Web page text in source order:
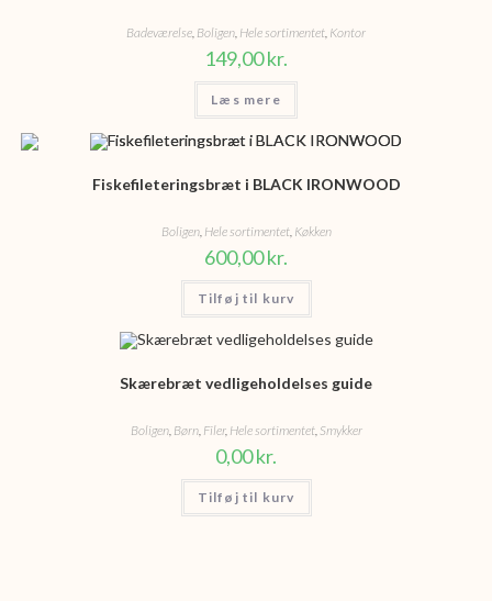
Badeværelse, Boligen, Hele sortimentet, Kontor
149,00kr.
Læs mere
Fiskefileteringsbræt i BLACK IRONWOOD
Boligen, Hele sortimentet, Køkken
600,00kr.
Tilføj til kurv
Skærebræt vedligeholdelses guide
Boligen, Børn, Filer, Hele sortimentet, Smykker
0,00kr.
Tilføj til kurv